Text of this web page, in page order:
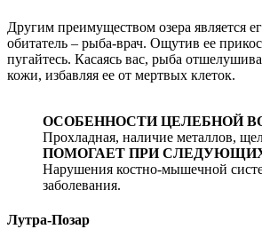
Другим преимуществом озера является
обитатель – рыба-врач. Ощутив ее
пугайтесь. Касаясь вас, рыба
кожи, избавляя ее от мертвых клеток.
ОСОБЕННОСТИ ЦЕЛЕБНОЙ
Прохладная, наличие металлов,
ПОМОГАЕТ ПРИ
Нарушения костно-мышечной
заболевания.
Лутра-Позар